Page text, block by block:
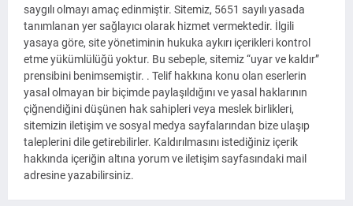
saygılı olmayı amaç edinmiştir. Sitemiz, 5651 sayılı yasada
tanımlanan yer sağlayıcı olarak hizmet vermektedir. İlgili
yasaya göre, site yönetiminin hukuka aykırı içerikleri kontrol
etme yükümlülüğü yoktur. Bu sebeple, sitemiz “uyar ve kaldır”
prensibini benimsemiştir. . Telif hakkına konu olan eserlerin
yasal olmayan bir biçimde paylaşıldığını ve yasal haklarının
çiğnendiğini düşünen hak sahipleri veya meslek birlikleri,
sitemizin iletişim ve sosyal medya sayfalarından bize ulaşıp
taleplerini dile getirebilirler. Kaldırılmasını istediğiniz içerik
hakkında içeriğin altına yorum ve iletişim sayfasındaki mail
adresine yazabilirsiniz.